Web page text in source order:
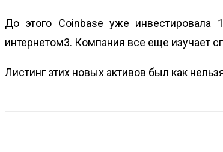
До этого Coinbase уже инвестировала
интернетом3. Компания все еще изучает
Листинг этих новых активов был как